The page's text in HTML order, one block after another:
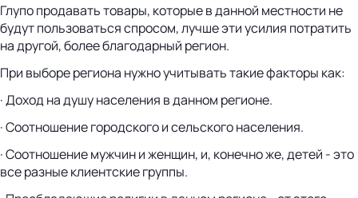
Глупо продавать товары, которые в данной местности не
будут пользоваться спросом, лучше эти усилия потратить
на другой, более благодарный регион.
При выборе региона нужно учитывать такие факторы как:
· Доход на душу населения в данном регионе.
· Соотношение городского и сельского населения.
· Соотношение мужчин и женщин, и, конечно же, детей - это
все разные клиентские группы.